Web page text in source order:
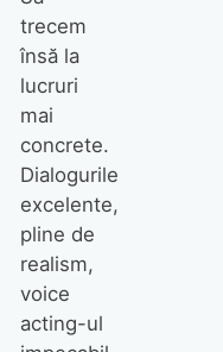
trecem
însă la
lucruri
mai
concrete.
Dialogurile
excelente,
pline de
realism,
voice
acting-ul